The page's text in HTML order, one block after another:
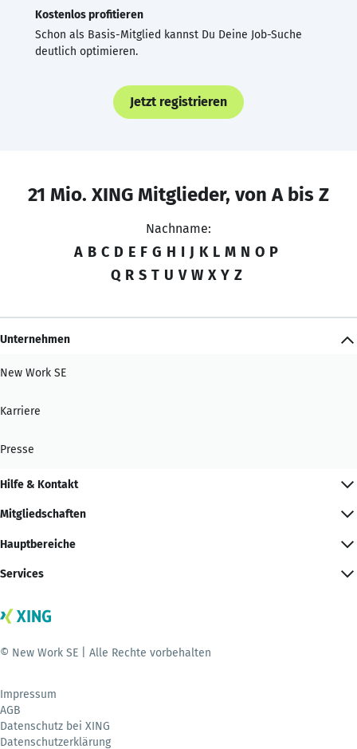
Kostenlos profitieren
Schon als Basis-Mitglied kannst Du Deine Job-Suche
deutlich optimieren.
Jetzt registrieren
21 Mio. XING Mitglieder, von A bis Z
Nachname:
A B C D E F G H I J K L M N O P
Q R S T U V W X Y Z
Unternehmen
New Work SE
Karriere
Presse
Hilfe & Kontakt
Mitgliedschaften
Hauptbereiche
Services
© New Work SE | Alle Rechte vorbehalten
Impressum
AGB
Datenschutz bei XING
Datenschutzerklärung